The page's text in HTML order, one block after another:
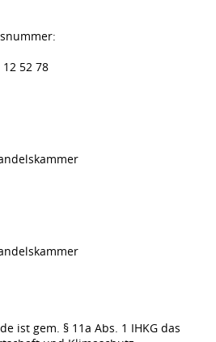
52 78
ist gem. § 11a Abs. 1 IHKG das